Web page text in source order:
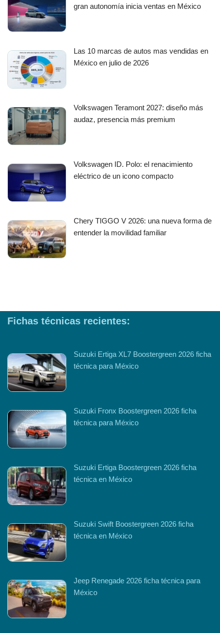
gran autonomía inicia ventas en México
Las 10 marcas de autos mas vendidas en
México en julio de 2026
Volkswagen Teramont 2027: diseño más
audaz, presencia más premium
Volkswagen ID. Polo: el renacimiento
eléctrico de un icono compacto
Chery TIGGO V 2026: una nueva forma de
entender la movilidad familiar
Fichas técnicas recientes:
Suzuki Ertiga XL7 Boostergreen 2026 ficha
técnica para México
Suzuki Fronx Boostergreen 2026 ficha
técnica para México
Suzuki Ertiga Boostergreen 2026 ficha
técnica en México
Suzuki Swift Boostergreen 2026 ficha
técnica en México
Jeep Renegade 2026 ficha técnica para
México